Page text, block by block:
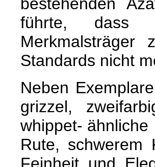
führte, dass
Standards nicht
Neben
grizzel,
whippet-
Rute,